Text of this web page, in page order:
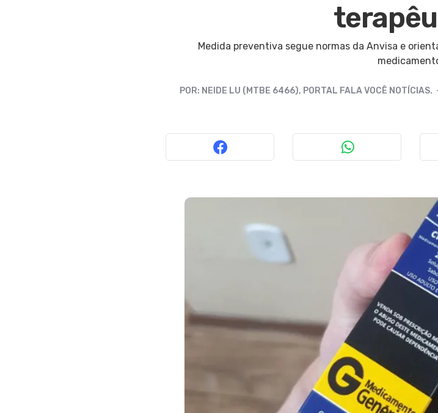
Medida preventiva segue normas da Anvisa e
POR: NEIDE LU (MTBE 6466), PORTAL FALA VOCÊ NOTÍCIAS.